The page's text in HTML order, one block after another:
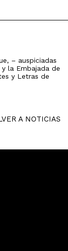
– auspiciadas
la Embajada de
y Letras de
A NOTICIAS